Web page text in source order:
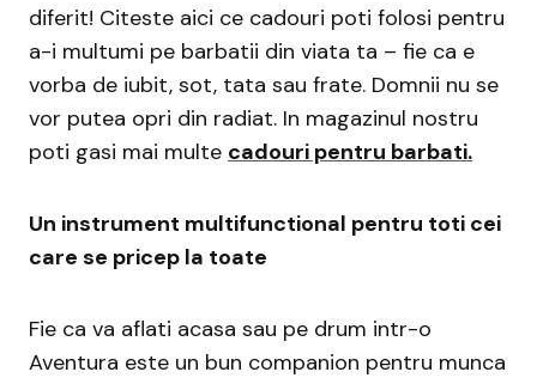
diferit! Citeste aici ce cadouri poti folosi pentru
a-i multumi pe barbatii din viata ta – fie ca e
vorba de iubit, sot, tata sau frate. Domnii nu se
vor putea opri din radiat. In magazinul nostru
poti gasi mai multe cadouri pentru barbati.
Un instrument multifunctional pentru toti cei
care se pricep la toate
Fie ca va aflati acasa sau pe drum intr-o
Aventura este un bun companion pentru munca